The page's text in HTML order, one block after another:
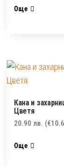
Още
Кана и
Цветя
20.90лв.
Още